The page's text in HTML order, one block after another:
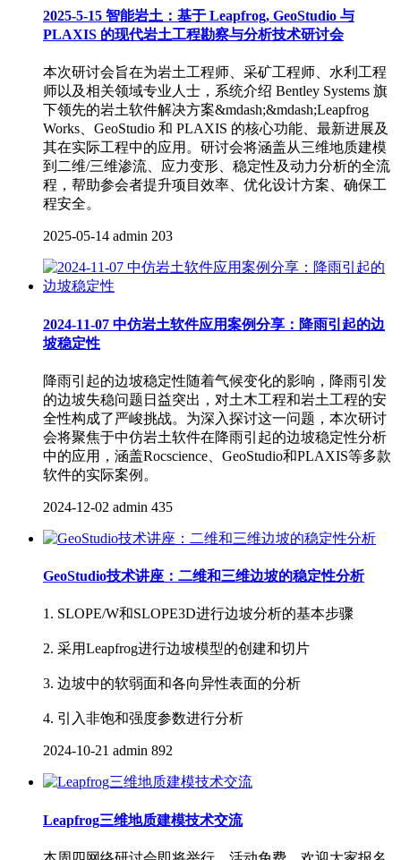
2025-5-15 智能岩土：基于 Leapfrog, GeoStudio 与
PLAXIS 的现代岩土工程勘察与分析技术研讨会
本次研讨会旨在为岩土工程师、采矿工程师、水利工程
师以及相关领域专业人士，系统介绍 Bentley Systems 旗
下领先的岩土软件解决方案&mdash;&mdash;Leapfrog
Works、GeoStudio 和 PLAXIS 的核心功能、最新进展及
其在实际工程中的应用。研讨会将涵盖从三维地质建模
到二维/三维渗流、应力变形、稳定性及动力分析的全流
程，帮助参会者提升项目效率、优化设计方案、确保工
程安全。
2025-05-14 admin 203
2024-11-07 中仿岩土软件应用案例分享：降雨引起的边
坡稳定性
降雨引起的边坡稳定性随着气候变化的影响，降雨引发
的边坡失稳问题日益突出，对土木工程和岩土工程的安
全性构成了严峻挑战。为深入探讨这一问题，本次研讨
会将聚焦于中仿岩土软件在降雨引起的边坡稳定性分析
中的应用，涵盖Rocscience、GeoStudio和PLAXIS等多款
软件的实际案例。
2024-12-02 admin 435
GeoStudio技术讲座：二维和三维边坡的稳定性分析
1. SLOPE/W和SLOPE3D进行边坡分析的基本步骤
2. 采用Leapfrog进行边坡模型的创建和切片
3. 边坡中的软弱面和各向异性表面的分析
4. 引入非饱和强度参数进行分析
2024-10-21 admin 892
Leapfrog三维地质建模技术交流